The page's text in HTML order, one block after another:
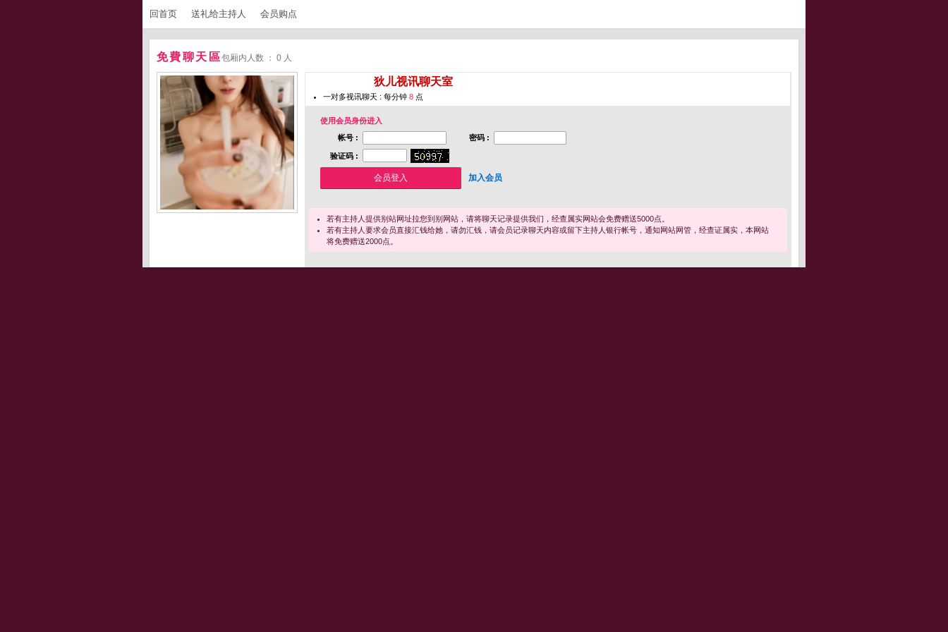
回首页 送礼给主持人 会员购点
免費聊天區包厢内人数 ： 0 人
狄儿视讯聊天室
一对多视讯聊天 : 每分钟 8 点
使用会员身份进入
帐号 :
密码 :
验证码 :
加入会员
若有主持人提供别站网址拉您到别网站，请将聊天记录提供我们，经查属实网站会免费赠送5000点。
若有主持人要求会员直接汇钱给她，请勿汇钱，请会员记录聊天内容或留下主持人银行帐号，通知网站网管，经查证属实，本网站
将免费赠送2000点。